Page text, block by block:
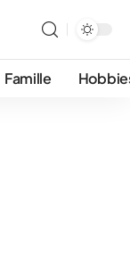
Famille